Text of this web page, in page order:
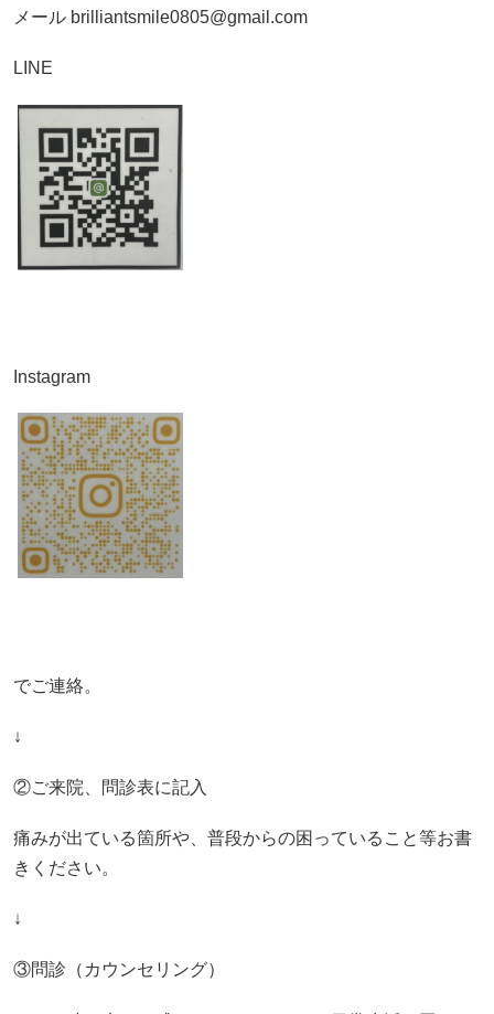
メール brilliantsmile0805@gmail.com
LINE
Instagram
でご連絡。
↓
②ご来院、問診表に記入
痛みが出ている箇所や、普段からの困っていること等お書
きください。
↓
③問診（カウンセリング）